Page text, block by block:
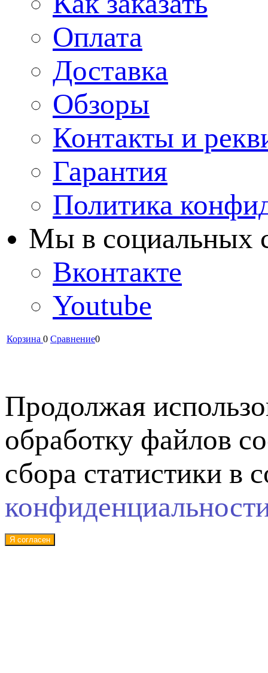
Оплата
Доставка
Обзоры
Контакты и
Гарантия
Политика
Мы в cоциальных
Вконтакте
Youtube
Корзина 0 Сравнение0
Продолжая
обработку файлов
сбора статистики в
Я согласен